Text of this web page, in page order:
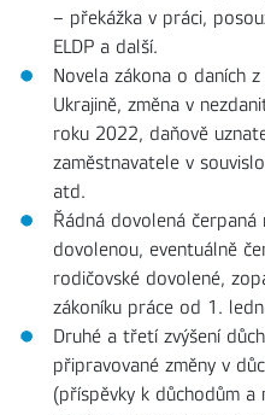
– překážka v práci,
ELDP a další.
Novela zákona o daních
Ukrajině, změna v
roku 2022, daňově
zaměstnavatele v
atd.
Řádná dovolená
dovolenou, eventuálně
rodičovské dovolené,
zákoníku práce od 1.
Druhé a třetí zvýšení
připravované změny v
(příspěvky k důchodům